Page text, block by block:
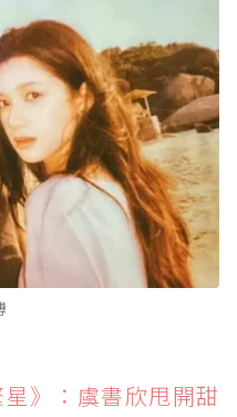
》：虞書欣甩開甜